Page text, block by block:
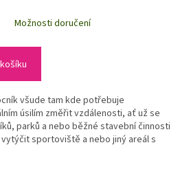
Možnosti doručení
všude tam kde potřebuje
úsilím změřit vzdálenosti, ať už se
parků a nebo běžné stavební činnosti
sportoviště a nebo jiný areál s